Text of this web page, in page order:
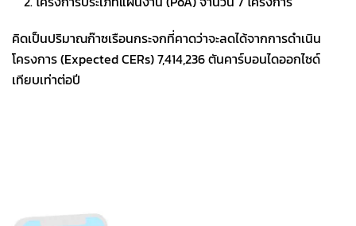
คิดเป็นปริมาณก๊าซเรือนกระจกที่คาดว่าจะลดได้จากการดำเนิน
โครงการ (Expected CERs) 7,414,236 ตันคาร์บอนไดออกไซด์
เทียบเท่าต่อปี